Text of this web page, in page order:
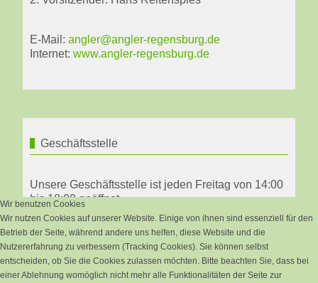
E-Mail: angler@angler-regensburg.de
Internet: www.angler-regensburg.de
Geschäftsstelle
Unsere Geschäftsstelle ist jeden Freitag von 14:00
bis 18:00 geöffnet.
Michael Gangl sen.
Anglerbund Regensburg
Tel: +49 160 90590430
Wir benutzen Cookies
Wir nutzen Cookies auf unserer Website. Einige von ihnen sind essenziell für den
Betrieb der Seite, während andere uns helfen, diese Website und die
Nutzererfahrung zu verbessern (Tracking Cookies). Sie können selbst
entscheiden, ob Sie die Cookies zulassen möchten. Bitte beachten Sie, dass bei
einer Ablehnung womöglich nicht mehr alle Funktionalitäten der Seite zur